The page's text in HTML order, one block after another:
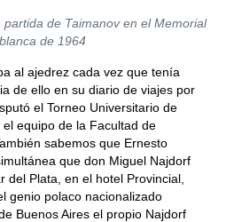
de Taimanov en el Memorial
de 1964
al ajedrez cada vez que tenía
de ello en su diario de viajes por
el Torneo Universitario de
equipo de la Facultad de
sabemos que Ernesto
que don Miguel Najdorf
del Plata, en el hotel Provincial,
genio polaco nacionalizado
Buenos Aires el propio Najdorf